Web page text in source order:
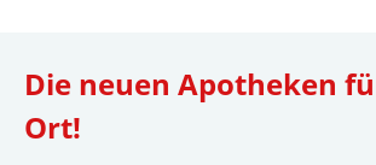
Die neuen Apotheken
Ort!